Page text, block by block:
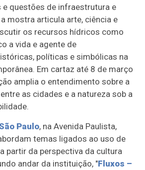
questões de infraestrutura e
mostra articula arte, ciência e
os recursos hídricos como
a vida e agente de
políticas e simbólicas na
Em cartaz até 8 de março
amplia o entendimento sobre a
as cidades e a natureza sob a
Paulo, na Avenida Paulista,
temas ligados ao uso de
partir da perspectiva da cultura
andar da instituição, "Fluxos –